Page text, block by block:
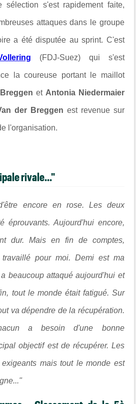
sélection s'est rapidement faite,
attaques dans le groupe
a été disputée au sprint. C'est
(FDJ-Suez) qui s'est
la coureuse portant le maillot
et Antonia Niedermaier
der Breggen est revenue sur
l'organisation.
rivale..."
encore en rose. Les deux
éprouvants. Aujourd'hui encore,
dur. Mais en fin de comptes,
pour moi. Demi est ma
beaucoup attaqué aujourd'hui et
tout le monde était fatigué. Sur
va dépendre de la récupération.
a besoin d'une bonne
objectif est de récupérer. Les
mais tout le monde est